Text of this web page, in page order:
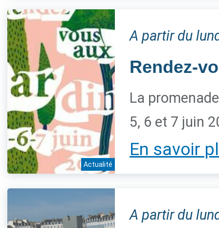
Actualité
A partir du
Rendez-
La
5, 6 et 7 juin
En savoir
A partir du